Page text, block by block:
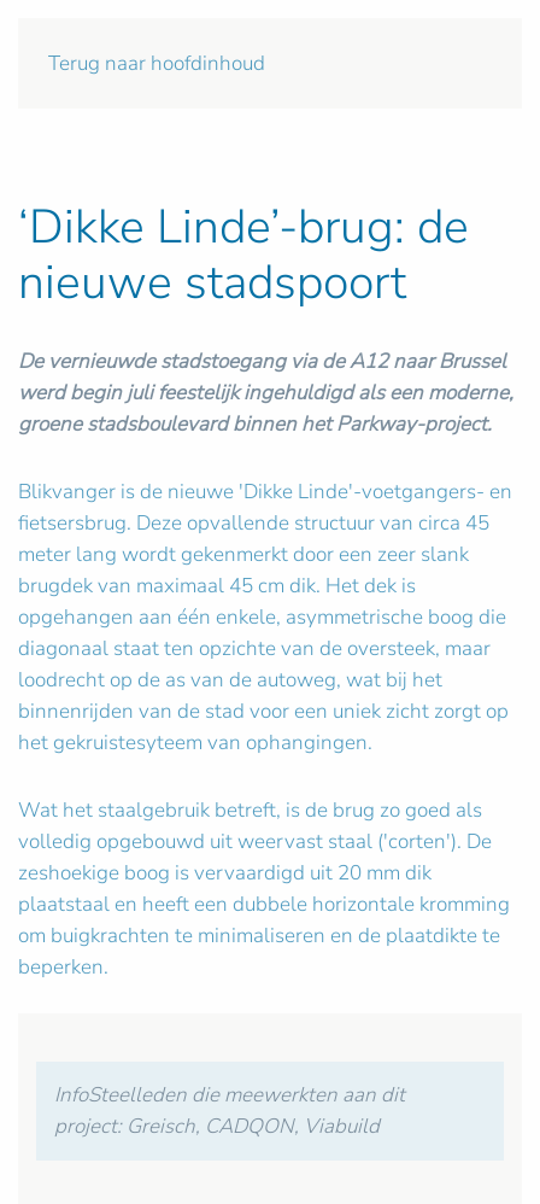
Terug naar hoofdinhoud
‘Dikke Linde’-brug: de
nieuwe stadspoort
De vernieuwde stadstoegang via de A12 naar Brussel
werd begin juli feestelijk ingehuldigd als een moderne,
groene stadsboulevard binnen het Parkway-project.
Blikvanger is de nieuwe 'Dikke Linde'-voetgangers- en
fietsersbrug. Deze opvallende structuur van circa 45
meter lang wordt gekenmerkt door een zeer slank
brugdek van maximaal 45 cm dik. Het dek is
opgehangen aan één enkele, asymmetrische boog die
diagonaal staat ten opzichte van de oversteek, maar
loodrecht op de as van de autoweg, wat bij het
binnenrijden van de stad voor een uniek zicht zorgt op
het gekruistesyteem van ophangingen.
Wat het staalgebruik betreft, is de brug zo goed als
volledig opgebouwd uit weervast staal ('corten'). De
zeshoekige boog is vervaardigd uit 20 mm dik
plaatstaal en heeft een dubbele horizontale kromming
om buigkrachten te minimaliseren en de plaatdikte te
beperken.
InfoSteelleden die meewerkten aan dit
project: Greisch, CADQON, Viabuild